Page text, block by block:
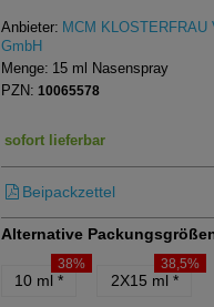
Anbieter: MCM KLOSTERFRAU
GmbH
Menge: 15 ml
Nasenspray
PZN: 10065578
sofort lieferbar
Beipackzettel
Alternative
10 ml*
38%
2X15 ml *
38,5%